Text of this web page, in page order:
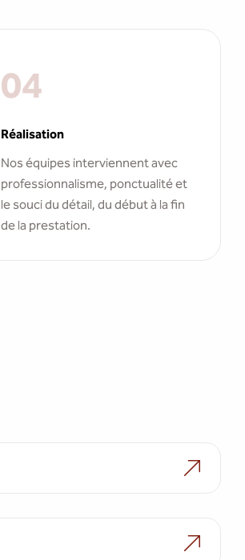
04
Réalisation
Nos équipes interviennent avec
professionnalisme, ponctualité et
le souci du détail, du début à la fin
de la prestation.